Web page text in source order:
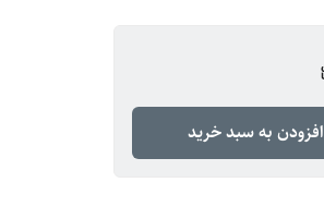
افزودن به سبد خرید